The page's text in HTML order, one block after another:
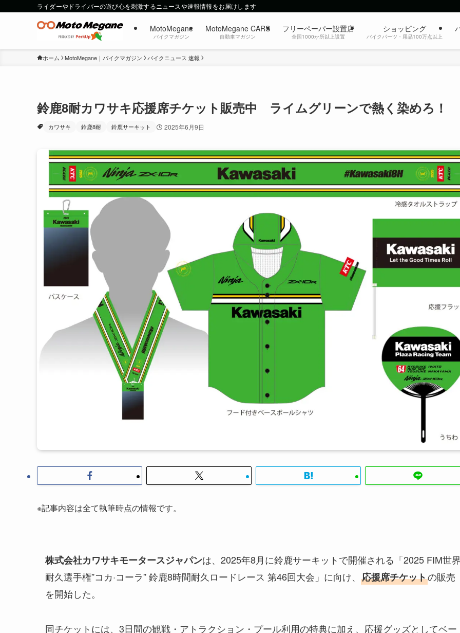
ライダーやドライバーの遊び心を刺激するニュースや速報情報をお届けします
MotoMegane
バイクマガジン
MotoMegane CARS
自動車マガジン
フリーペーパー設置店
全国1000か所以上設置
ショッピング
バイクパーツ・用品100万点以上
ホーム MotoMegane｜バイクマガジン バイクニュース 速報
鈴鹿8耐カワサキ応援席チケット販売中 ライムグリーンで熱く染めろ！
カワサキ 鈴鹿8耐 鈴鹿サーキット 2025年6月9日
※記事内容は全て執筆時点の情報です。
株式会社カワサキモータースジャパンは、2025年8月に鈴鹿サーキットで開催される「2025 FIM世
耐久選手権”コカ·コーラ” 鈴鹿8時間耐久ロードレース 第46回大会」に向け、 応援席チケットの販売
を開始した。
同チケットには、3日間の観戦・アトラクション・プール利用の特典に加え、応援グッズとしてベー